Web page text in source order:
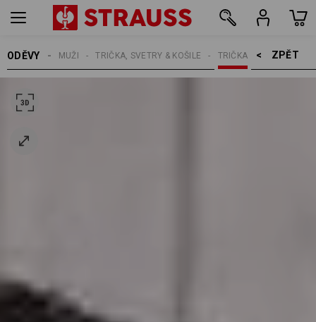
ODĚVY ZPĚT    >
TRIČKA
TRIČKA, SVETRY & KOŠILE
MUŽI